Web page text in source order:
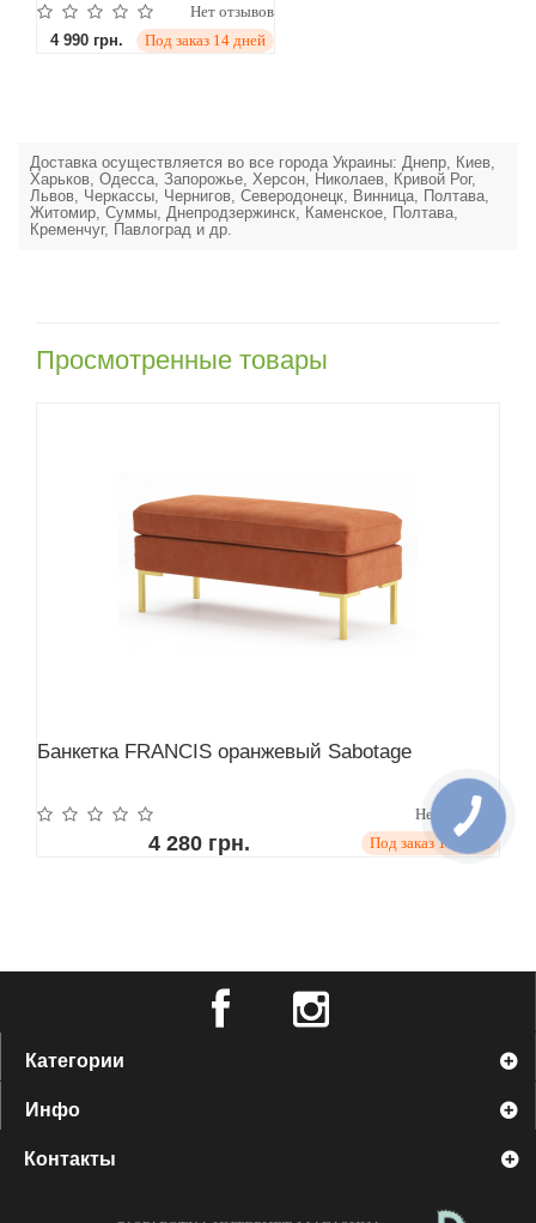
Нет отзывов
4 990 грн.
Под заказ 14 дней
Доставка осуществляется во все города Украины: Днепр, Киев,
Харьков, Одесса, Запорожье, Херсон, Николаев, Кривой Рог,
Львов, Черкассы, Чернигов, Северодонецк, Винница, Полтава,
Житомир, Суммы, Днепродзержинск, Каменское, Полтава,
Кременчуг, Павлоград и др.
Просмотренные товары
Банкетка FRANCIS оранжевый Sabotage
Нет отзывов
4 280 грн. Под заказ 14 дней
Категории
Инфо
Контакты